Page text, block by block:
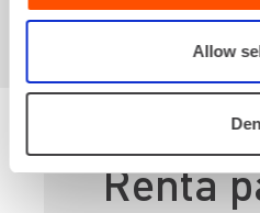
Allow
Renta